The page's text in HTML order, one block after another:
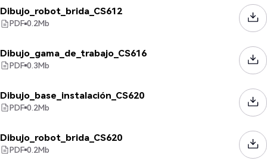
Dibujo_robot_brida_CS612
PDF 0.2Mb
Dibujo_gama_de_trabajo_CS616
PDF 0.3Mb
Dibujo_base_instalación_CS620
PDF 0.2Mb
Dibujo_robot_brida_CS620
PDF 0.2Mb